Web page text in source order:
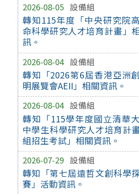
2026-08-05 設備組
轉知115年度「中央研究院
命科學研究人才培育計畫」
訊。
2026-08-04 設備組
轉知「2026第6屆香港亞洲
明展覽會AEII」相關資訊。
2026-08-04 設備組
轉知「115學年度國立清華
中學生科學研究人才培育計
組招生考試」相關資訊。
2026-07-29 設備組
轉知「第七屆遠哲文創科學
賽」活動資訊。